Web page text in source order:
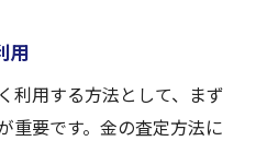
用
利用する方法として、まず
重要です。金の査定方法に